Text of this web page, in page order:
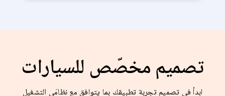
تصميم مخصّص للسيارات
ابدأ في تصميم تجربة تطبيقك بما يتوافق مع نظامَي التشغيل